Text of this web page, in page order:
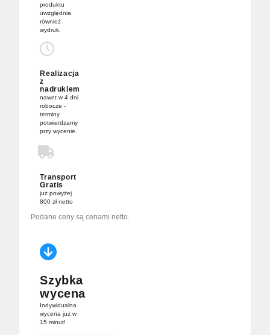
produktu
uwzględnia
również
wydruk.
Realizacja
z
nadrukiem
nawet w 4 dni
robocze -
terminy
potwierdzamy
przy wycenie.
Transport
Gratis
już powyżej
800 zł netto
Podane ceny są cenami netto.
Szybka
wycena
Indywidualna
wycena już w
15 minut!